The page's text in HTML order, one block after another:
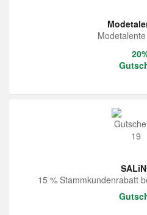
15 % Stammkundenrabatt